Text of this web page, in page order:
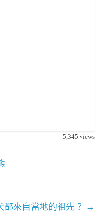
5,345 views
都來自當地的祖先？ →